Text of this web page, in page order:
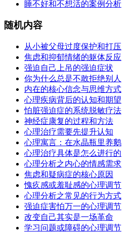
睡不好和不想活的案例分析
随机内容
从小被父母过度保护和打压
焦虑和抑郁情绪的躯体反应
强迫自己上吊的强迫症状
你为什么总是不敢拒绝别人
内在的核心信念与思维方式
心理疾病背后的认知和期望
怕脏强迫症的系统脱敏疗法
神经症康复的过程和方法
心理治疗需要先提升认知
心理寓言：在水晶瓶里养鹅
心理治疗具体是怎么进行的
心理分析之内心的情感需求
焦虑和疑病症的核心原因
愧疚感或羞耻感的心理调节
心理分析之常见的行为方式
强迫症害怕万一的心理调节
改变自己其实是一场革命
学习问题或障碍的心理调节